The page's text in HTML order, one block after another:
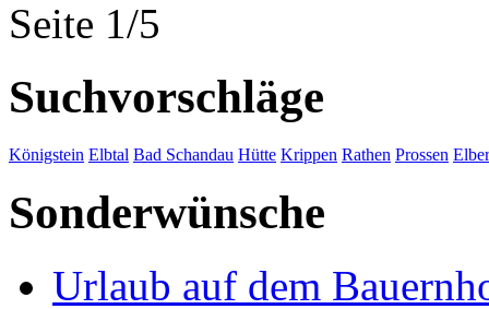
Seite 1/5
Suchvorschläge
Königstein Elbtal Bad Schandau Hütte Krippen Rathen Prossen
Sonderwünsche
Urlaub auf dem